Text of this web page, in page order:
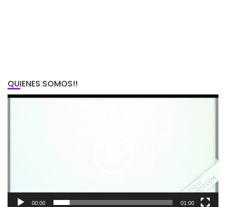
QUIENES SOMOS!!
Reproductor
00:00 01:00